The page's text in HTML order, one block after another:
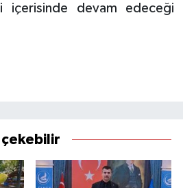
içerisinde devam edeceği
çekebilir